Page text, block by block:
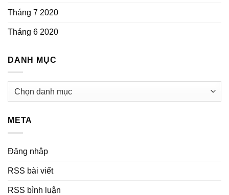
Tháng 7 2020
Tháng 6 2020
DANH MỤC
META
Đăng nhập
RSS bài viết
RSS bình luận